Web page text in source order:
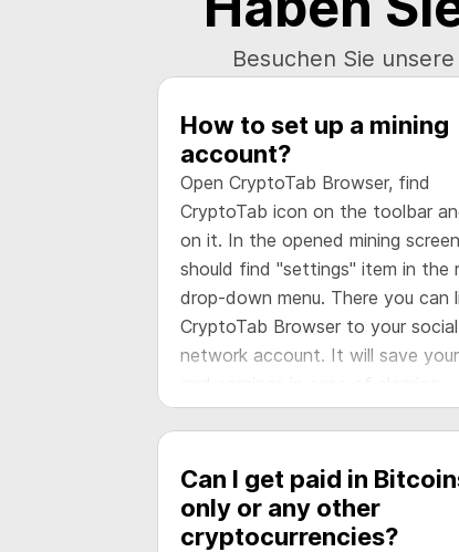
Besuchen Sie
How to set up a mining
account?
Open CryptoTab Browser, find
CryptoTab icon on the toolbar
on it. In the opened mining
should find "settings" item in the
drop-down menu. There you can
CryptoTab Browser to your social
network account. It will save
browser's cache, reinstallation of
It is highly recommended!
Can I get paid in
only or any other
cryptocurrencies?